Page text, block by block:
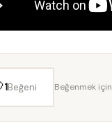
1Beğeni Beğenmek için